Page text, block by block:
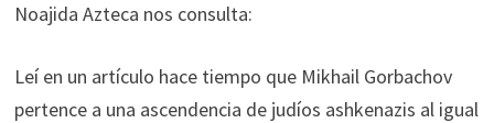
Noajida Azteca nos consulta:
Leí en un artículo hace tiempo que Mikhail Gorbachov
pertence a una ascendencia de judíos ashkenazis al igual